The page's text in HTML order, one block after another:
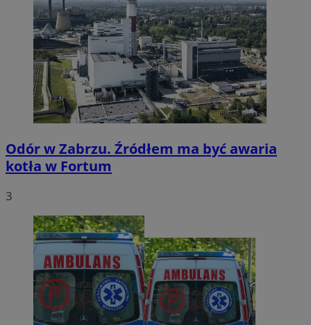
Odór w Zabrzu. Źródłem ma być awaria
kotła w Fortum
3